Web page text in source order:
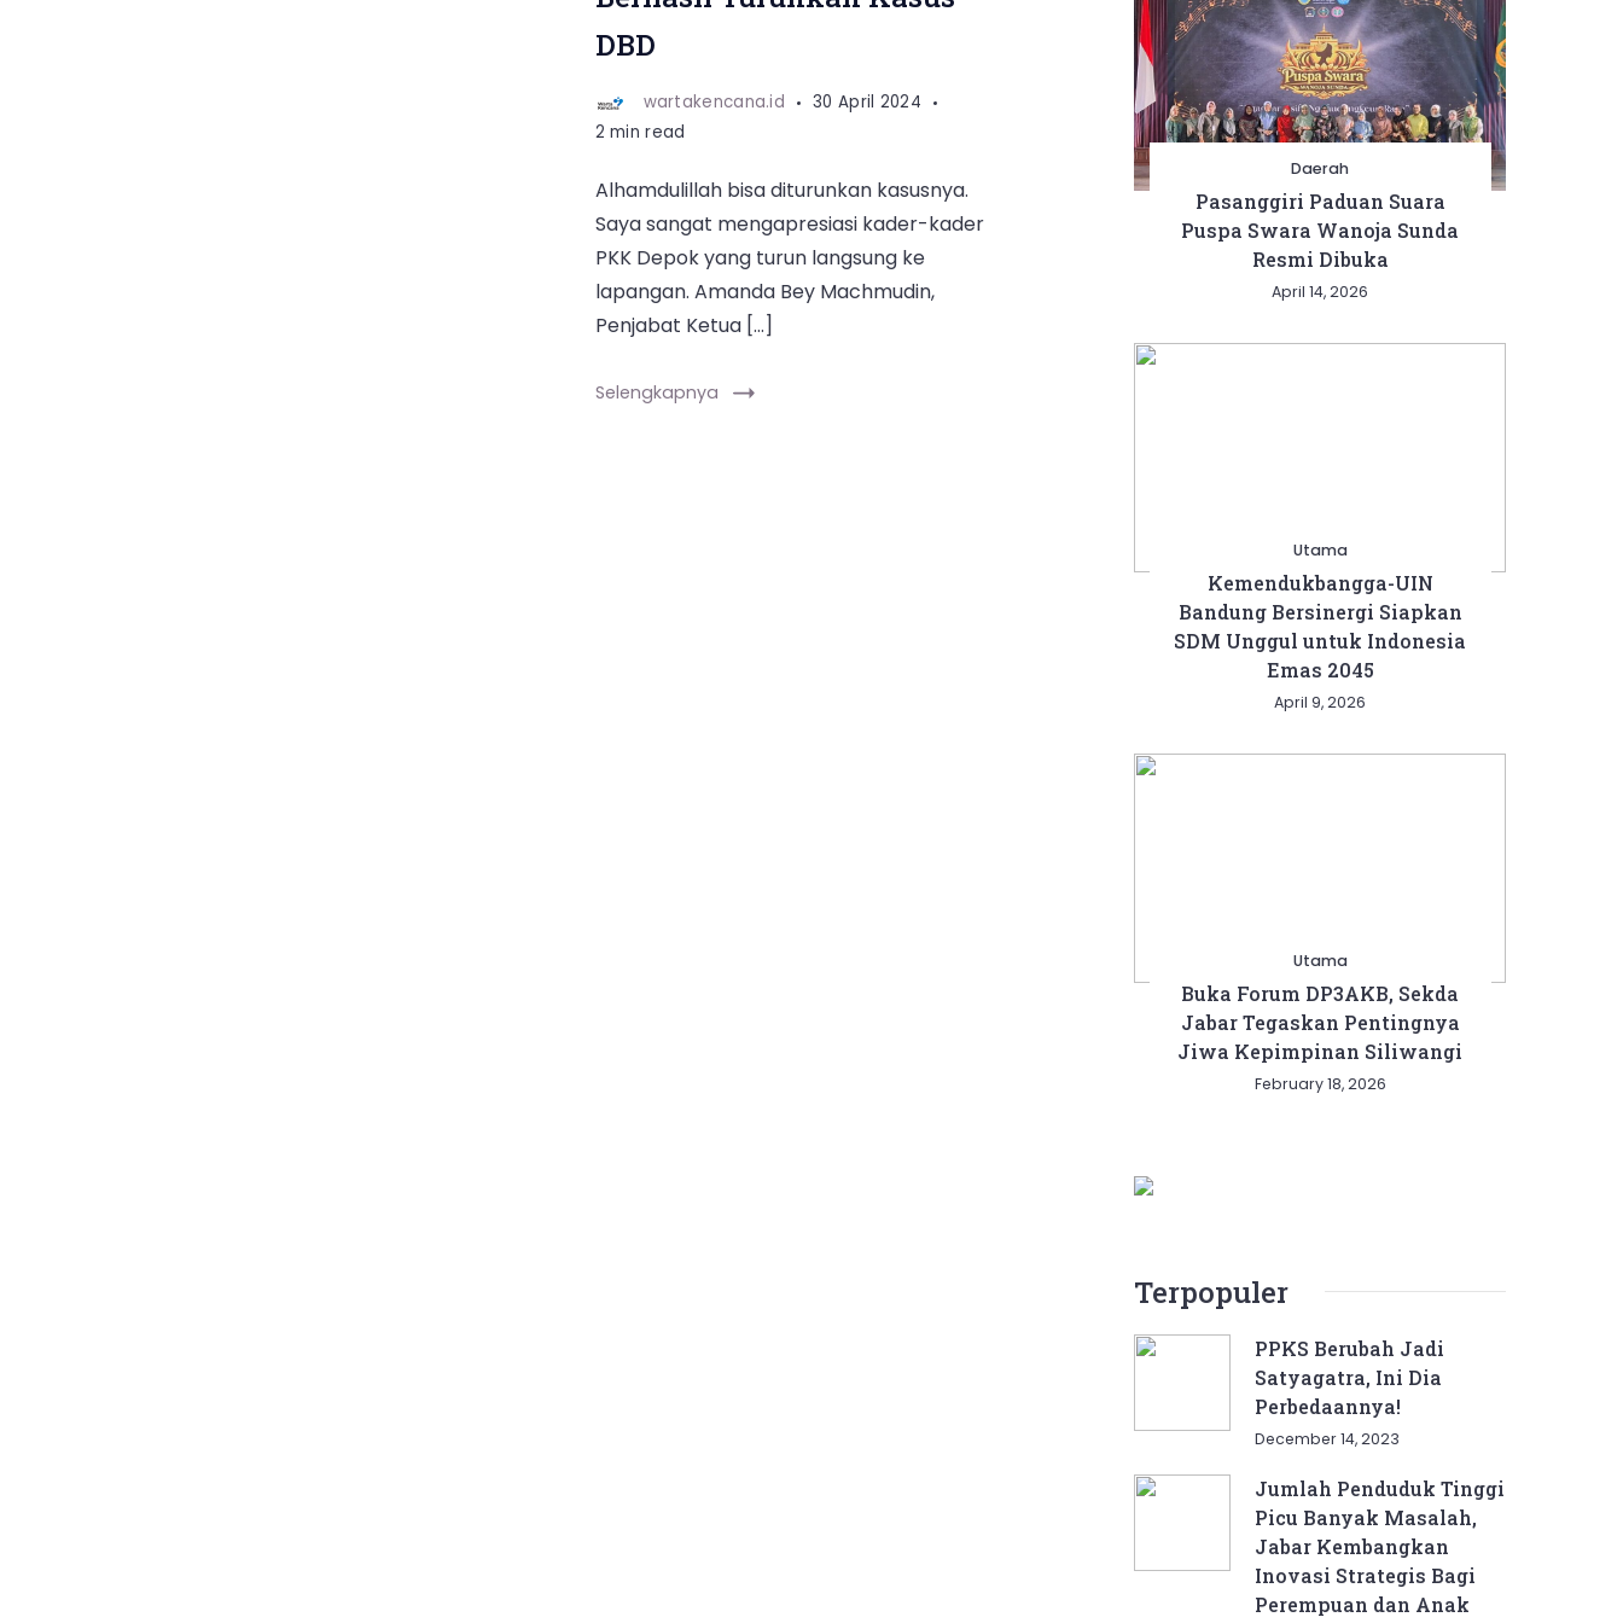
DBD
wartakencana.id
30 April 2024
2 min read
Alhamdulillah bisa diturunkan kasusnya.
Saya sangat mengapresiasi kader-kader
PKK Depok yang turun langsung ke
lapangan. Amanda Bey Machmudin,
Penjabat Ketua […]
Selengkapnya
Daerah
Pasanggiri Paduan Suara
Puspa Swara Wanoja Sunda
Resmi Dibuka
April 14, 2026
Utama
Kemendukbangga-UIN
Bandung Bersinergi Siapkan
SDM Unggul untuk Indonesia
Emas 2045
April 9, 2026
Utama
Buka Forum DP3AKB, Sekda
Jabar Tegaskan Pentingnya
Jiwa Kepimpinan Siliwangi
February 18, 2026
Terpopuler
PPKS Berubah Jadi
Satyagatra, Ini Dia
Perbedaannya!
December 14, 2023
Jumlah Penduduk Tinggi
Picu Banyak Masalah,
Jabar Kembangkan
Inovasi Strategis Bagi
Perempuan dan Anak